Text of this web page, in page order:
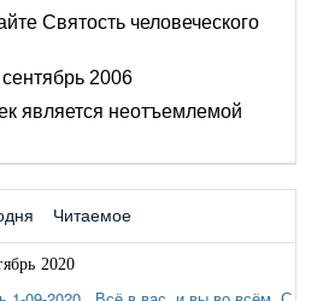
Святость человеческого
2006
является неотъемлемой
Читаемое
2020